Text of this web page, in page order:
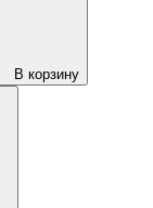
В корзину